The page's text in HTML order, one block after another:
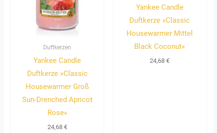
Duftkerzen
Yankee Candle
Duftkerze »Classic
Housewarmer Groß
Sun-Drenched Apricot
Rose«
24,68 €
Yankee Candle
Duftkerze »Classic
Housewarmer Mittel
Black Coconut«
24,68€